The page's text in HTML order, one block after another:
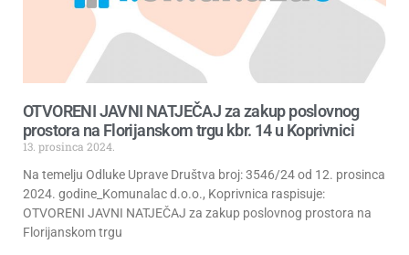
OTVORENI JAVNI NATJEČAJ za zakup poslovnog
prostora na Florijanskom trgu kbr. 14 u Koprivnici
13. prosinca 2024.
Na temelju Odluke Uprave Društva broj: 3546/24 od 12. prosinca
2024. godine_Komunalac d.o.o., Koprivnica raspisuje:
OTVORENI JAVNI NATJEČAJ za zakup poslovnog prostora na
Florijanskom trgu